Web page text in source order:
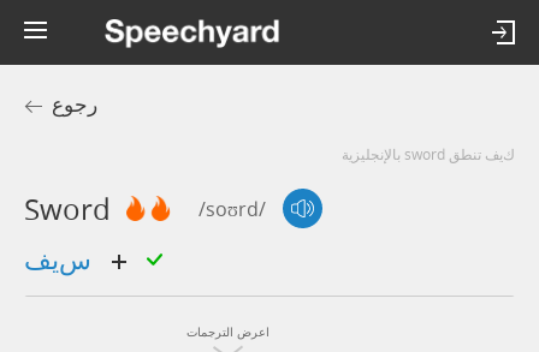
رجوع
كيف تنطق sword بالإنجليزية
Sword /soʊrd/
اعرض الترجمات